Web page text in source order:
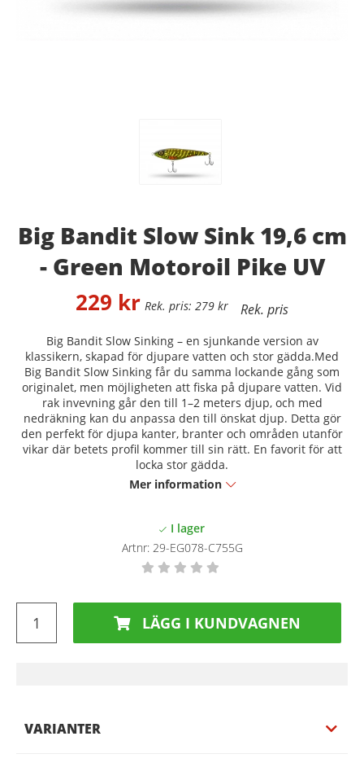
Big Bandit Slow Sink 19,6 cm
- Green Motoroil Pike UV
279 kr
229 kr
Big Bandit Slow Sinking – en sjunkande version av
klassikern, skapad för djupare vatten och stor gädda.Med
Big Bandit Slow Sinking får du samma lockande gång som
originalet, men möjligheten att fiska på djupare vatten. Vid
rak invevning går den till 1–2 meters djup, och med
nedräkning kan du anpassa den till önskat djup. Detta gör
den perfekt för djupa kanter, branter och områden utanför
vikar där betets profil kommer till sin rätt. En favorit för att
locka stor gädda.
Mer information
Artnr: 29-EG078-C755G
LÄGG I KUNDVAGNEN
VARIANTER